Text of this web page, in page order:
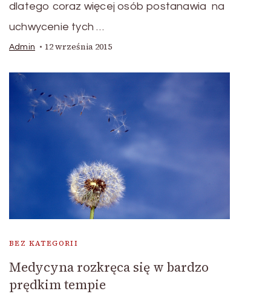
dlatego coraz więcej osób postanawia na
uchwycenie tych …
Admin 12 września 2015
BEZ KATEGORII
Medycyna rozkręca się w bardzo
prędkim tempie